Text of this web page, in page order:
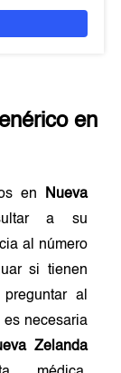
en
en
Nueva
a su
al número
si tienen
al
es necesaria
Zelanda